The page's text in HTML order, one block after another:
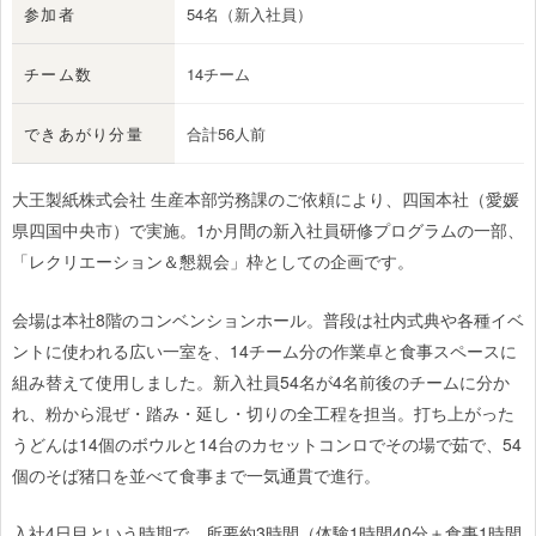
参加者 54名（新入社員）
チーム数 14チーム
できあがり分量 合計56人前
大王製紙株式会社 生産本部労務課のご依頼により、四国本社（愛媛
県四国中央市）で実施。1か月間の新入社員研修プログラムの一部、
「レクリエーション＆懇親会」枠としての企画です。
会場は本社8階のコンベンションホール。普段は社内式典や各種イベ
ントに使われる広い一室を、14チーム分の作業卓と食事スペースに
組み替えて使用しました。新入社員54名が4名前後のチームに分か
れ、粉から混ぜ・踏み・延し・切りの全工程を担当。打ち上がった
うどんは14個のボウルと14台のカセットコンロでその場で茹で、54
個のそば猪口を並べて食事まで一気通貫で進行。